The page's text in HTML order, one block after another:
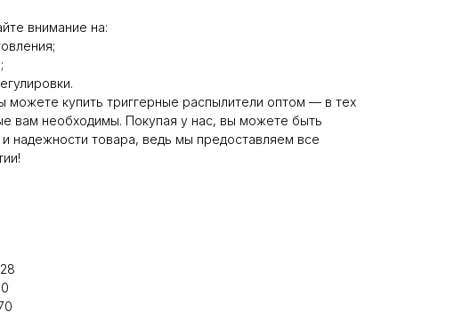
внимание на:
можете купить триггерные распылители оптом — в тех
вам необходимы. Покупая у нас, вы можете быть
надежности товара, ведь мы предоставляем все